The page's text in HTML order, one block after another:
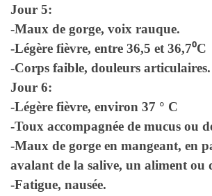
Jour 5:
-Maux de gorge, voix rauque.
-Légère fièvre, entre 36,5 et 36,7⁰C
-Corps faible, douleurs articulaires.
Jour 6:
-Légère fièvre, environ 37 ° C
-Toux accompagnée de mucus ou
-Maux de gorge en mangeant, en
avalant de la salive, un aliment ou
-Fatigue, nausée.